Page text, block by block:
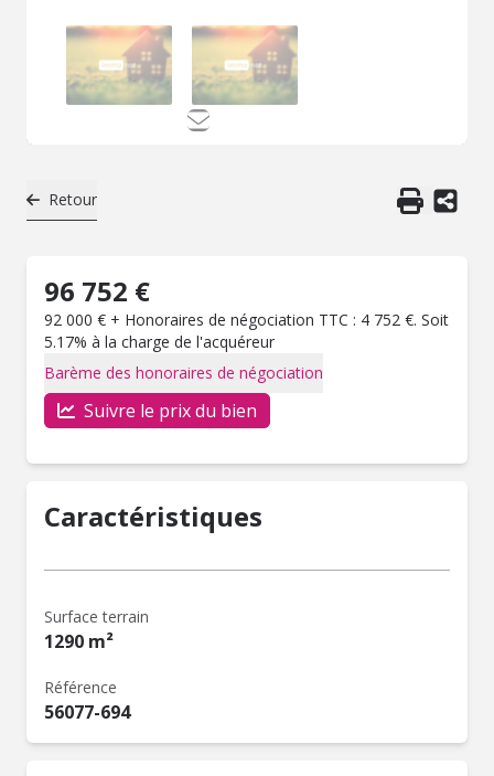
Retour
96 752 €
92 000 € + Honoraires de négociation TTC : 4 752 €. Soit
5.17% à la charge de l'acquéreur
Barème des honoraires de négociation
Suivre le prix du bien
Caractéristiques
Surface terrain
1290 m²
Référence
56077-694